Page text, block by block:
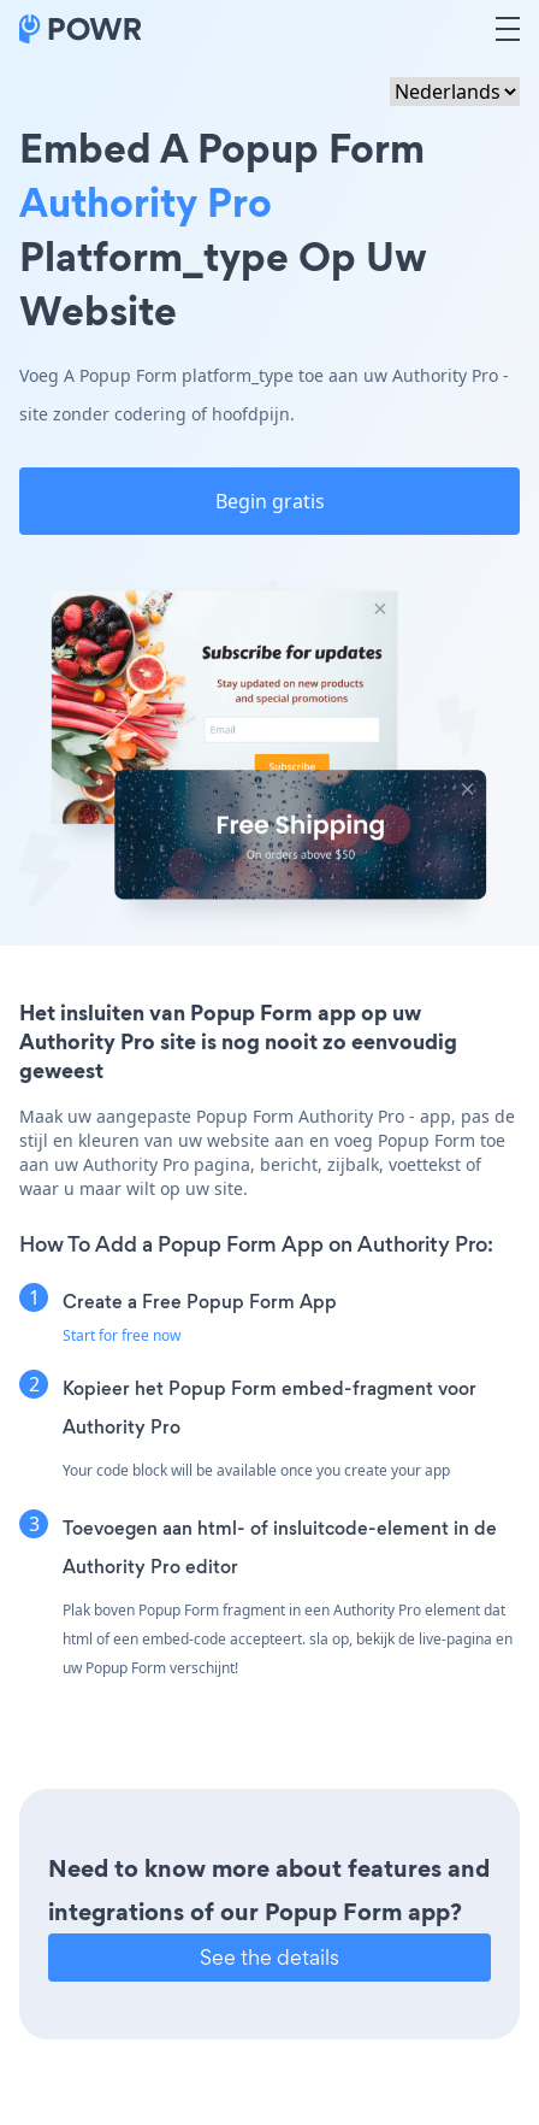
Embed A Popup Form
Authority Pro
Platform_type Op Uw
Website
Voeg A Popup Form platform_type toe aan uw Authority Pro -
site zonder codering of hoofdpijn.
Begin gratis
Het insluiten van Popup Form app op uw
Authority Pro site is nog nooit zo eenvoudig
geweest
Maak uw aangepaste Popup Form Authority Pro - app, pas de
stijl en kleuren van uw website aan en voeg Popup Form toe
aan uw Authority Pro pagina, bericht, zijbalk, voettekst of
waar u maar wilt op uw site.
How To Add a Popup Form App on Authority Pro:
Create a Free Popup Form App
Start for free now
Kopieer het Popup Form embed-fragment voor
Authority Pro
Your code block will be available once you create your app
Toevoegen aan html- of insluitcode-element in de
Authority Pro editor
Plak boven Popup Form fragment in een Authority Pro element dat
html of een embed-code accepteert. sla op, bekijk de live-pagina en
uw Popup Form verschijnt!
Need to know more about features and
integrations of our Popup Form app?
See the details